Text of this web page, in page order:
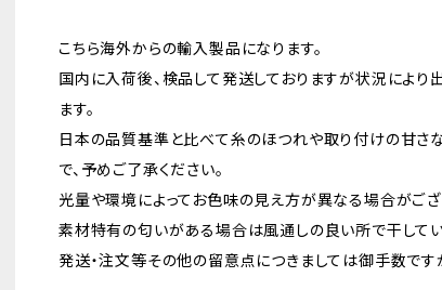
こちら海外からの輸入製品になります。
国内に入荷後、検品して発送しておりますが状況によ
ます。
日本の品質基準と比べて糸のほつれや取り付けの甘さ
で、予めご了承ください。
光量や環境によってお色味の見え方が異なる場合がござ
素材特有の匂いがある場合は風通しの良い所で干して
発送・注文等その他の留意点につきましては御手数で